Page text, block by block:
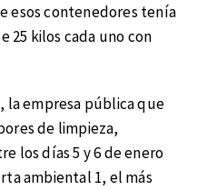
esos contenedores tenía
25 kilos cada uno con
la empresa pública que
de limpieza,
los días 5 y 6 de enero
ambiental 1, el más